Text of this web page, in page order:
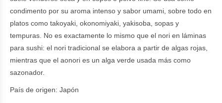
condimento por su aroma intenso y sabor umami, sobre todo en
platos como takoyaki, okonomiyaki, yakisoba, sopas y
tempuras. No es exactamente lo mismo que el nori en láminas
para sushi: el nori tradicional se elabora a partir de algas rojas,
mientras que el aonori es un alga verde usada más como
sazonador.
País de origen: Japón